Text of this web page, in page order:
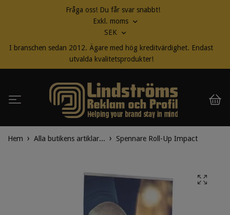
Fråga oss! Du får svar snabbt!
Exkl. moms
SEK
I branschen sedan 2012. Ägare med hög kreditvärdighet. Endast
utvalda kvalitetsprodukter!
Hem Alla butikens artiklar... Spennare Roll-Up Impact